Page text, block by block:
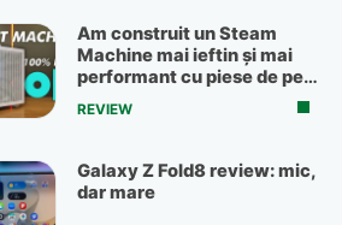
Am construit un Steam
Machine mai ieftin și mai
performant cu piese de pe
OLX
REVIEW
Galaxy Z Fold8 review: mic,
dar mare